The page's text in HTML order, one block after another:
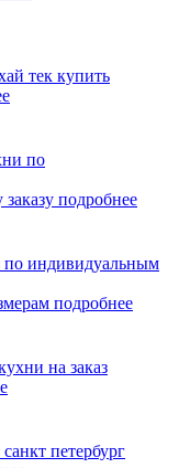
подробнее
подробнее